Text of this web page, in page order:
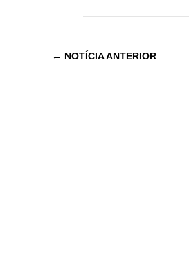
← NOTÍCIA ANTERIOR